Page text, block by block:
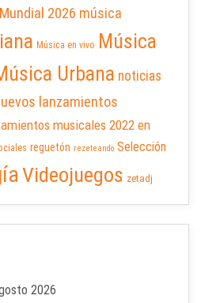
Mundial 2026 música
Música en vivo Música
Urbana noticias
lanzamientos
musicales 2022 en
reguetón rezeteando Selección
Videojuegos zetadj
2026